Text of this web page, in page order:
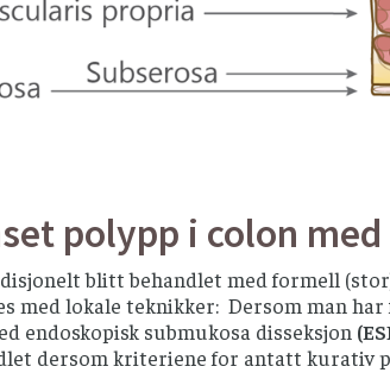
polypp i colon
blitt behandlet med formell
med lokale teknikker: Dersom man
endoskopisk submukosa disseksjon
dersom kriteriene for antatt kurativ